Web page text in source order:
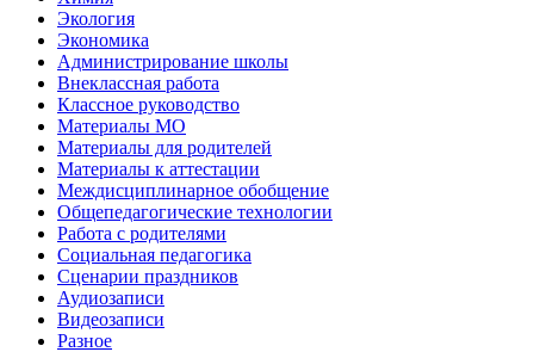
Экология
Экономика
Администрирование школы
Внеклассная работа
Классное руководство
Материалы МО
Материалы для родителей
Материалы к аттестации
Междисциплинарное обобщение
Общепедагогические технологии
Работа с родителями
Социальная педагогика
Сценарии праздников
Аудиозаписи
Видеозаписи
Разное